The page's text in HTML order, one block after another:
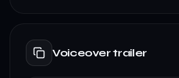
Voiceover trailer